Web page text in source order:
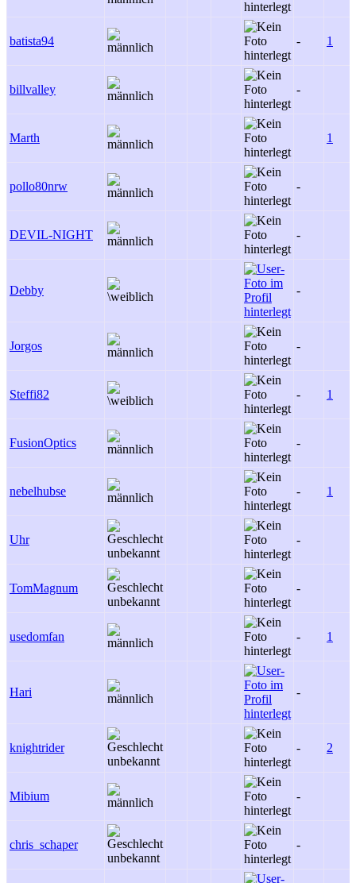
batista94 - 1
billvalley -
Marth 1
pollo80nrw -
DEVIL-NIGHT -
Debby -
Jorgos -
Steffi82 - 1
FusionOptics -
nebelhubse - 1
Uhr -
TomMagnum -
usedomfan - 1
Hari -
knightrider - 2
Mibium -
chris_schaper -